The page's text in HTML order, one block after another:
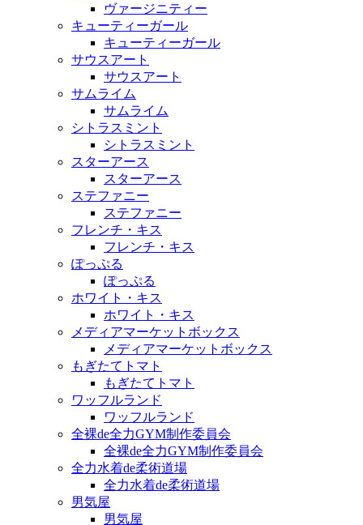
ヴァージニティー
キューティーガール
キューティーガール
サウスアート
サウスアート
サムライム
サムライム
シトラスミント
シトラスミント
スターアース
スターアース
ステファニー
ステファニー
フレンチ・キス
フレンチ・キス
ぽっぷる
ぽっぷる
ホワイト・キス
ホワイト・キス
メディアマーケットボックス
メディアマーケットボックス
もぎたてトマト
もぎたてトマト
ワッフルランド
ワッフルランド
全裸de全力GYM制作委員会
全裸de全力GYM制作委員会
全力水着de柔術道場
全力水着de柔術道場
男気屋
男気屋